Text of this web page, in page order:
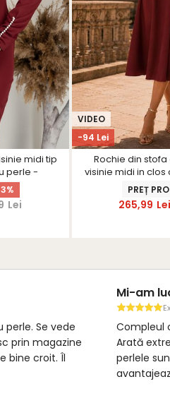
midi tip
perle -
Lei
-94 Lei
VIDEO
Rochie din
visinie midi in
PREȚ
265,99
Se vede
prin magazine
bine croit. Îl
Mi-am
Compleul
Arată
perlele